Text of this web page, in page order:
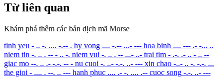
Từ liên quan
Khám phá thêm các bản dịch mã Morse
tinh yeu - .. -. .... -.-- . hy vong .... -.-- ...- --- hoa binh .... --- .- -... ..
niem tin -. .. . -- - .. -. niem vui -. .. . -- ...- ..- trai tim - .-. .- .. - .. --
giac mo --. .. .- -.-. -- - nu cuoi -. ..- -.-. ..- --- xin chao -..- .. -. -.-. ...
the gioi - .... . --. .. --- hanh phuc .... .- -. .... .-- cuoc song -.-. ..- ---